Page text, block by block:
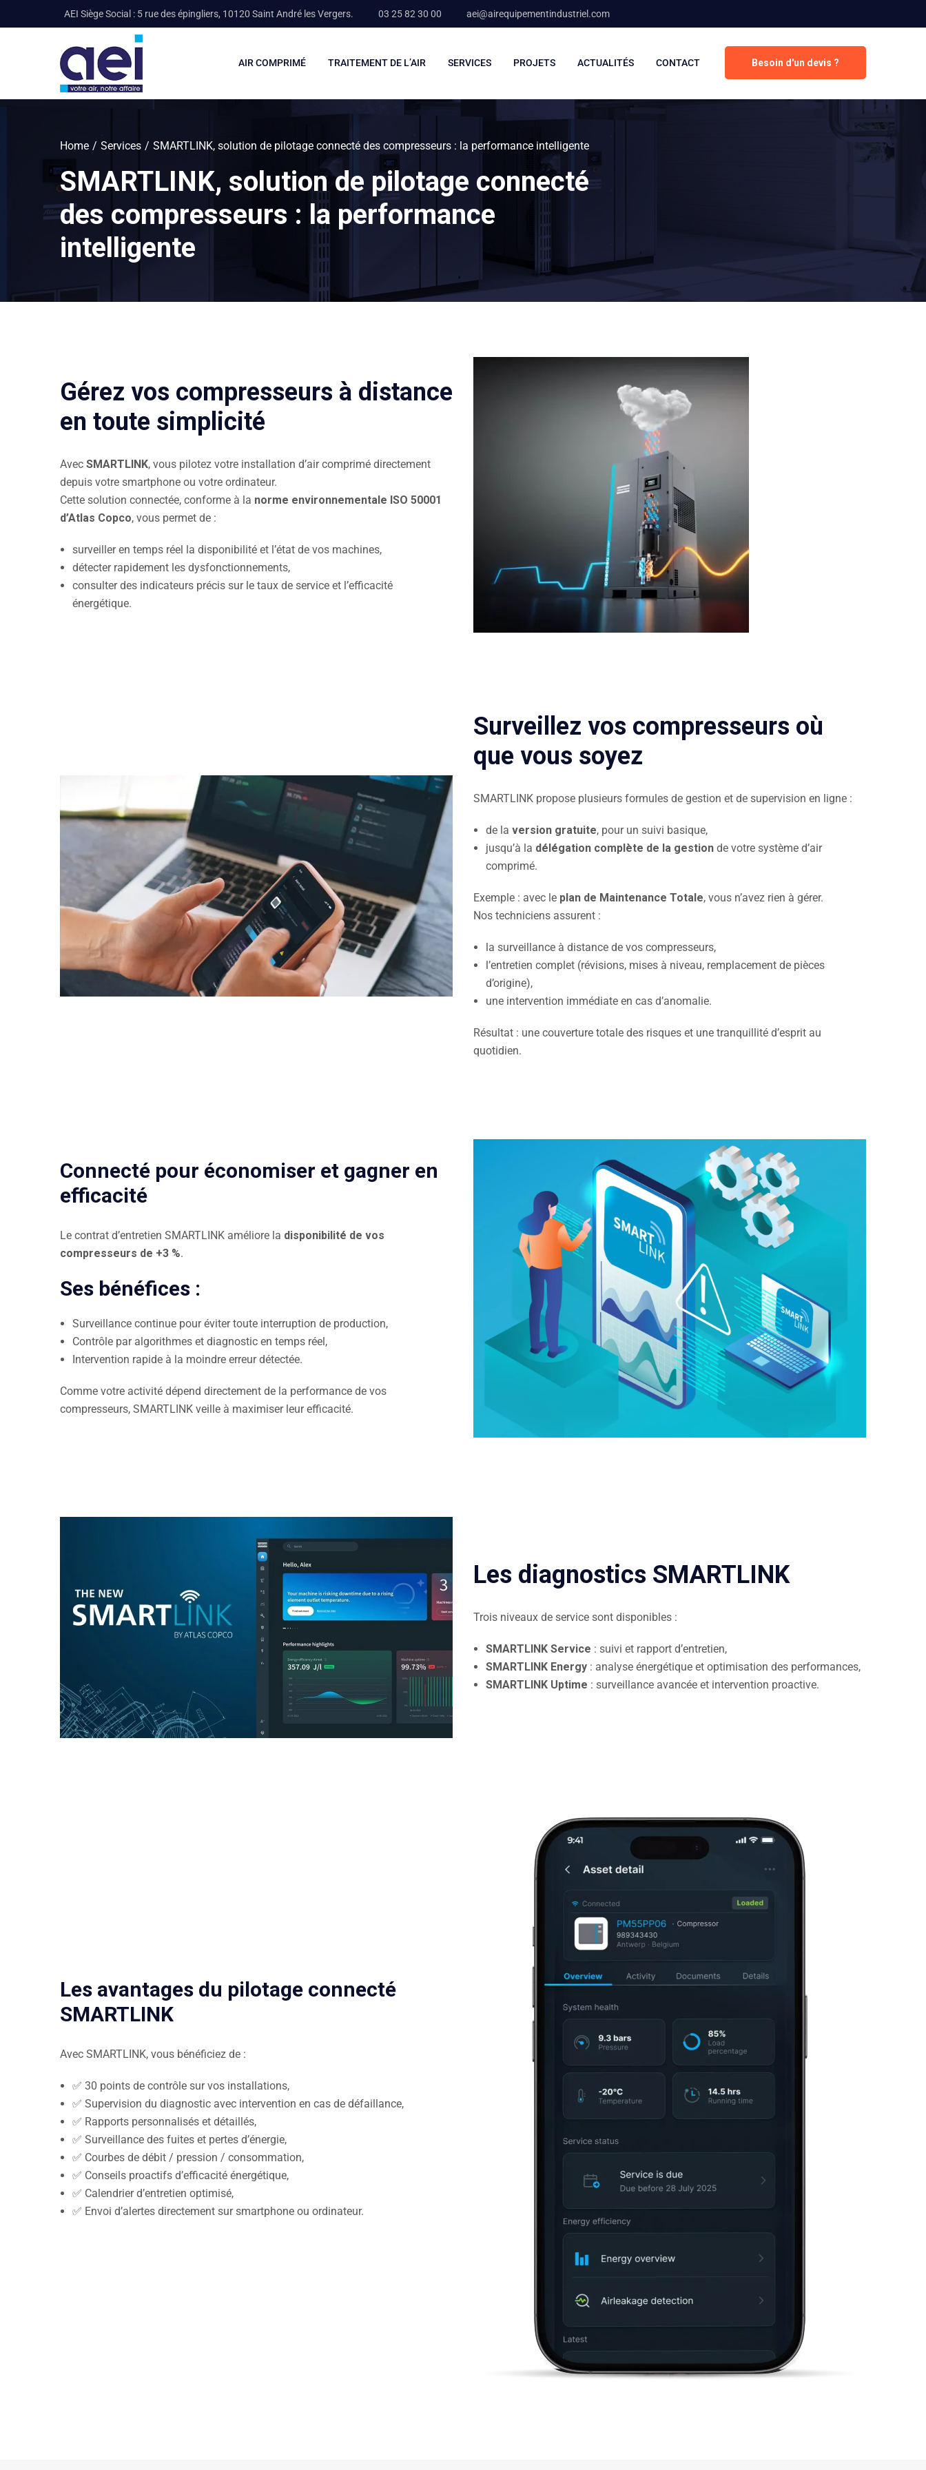
AEI Siège Social : 5 rue des épingliers, 10120 Saint André les Vergers. 03 25 82 30 00 aei@airequipementindustriel.com
Besoin d'un devis ?
AIR COMPRIMÉ TRAITEMENT DE L’AIR SERVICES PROJETS ACTUALITÉS CONTACT
Home Services SMARTLINK, solution de pilotage connecté des compresseurs : la performance intelligente
SMARTLINK, solution de pilotage connecté
des compresseurs : la performance
intelligente
Gérez vos compresseurs à distance
en toute simplicité
Avec SMARTLINK, vous pilotez votre installation d’air comprimé directement
depuis votre smartphone ou votre ordinateur.
Cette solution connectée, conforme à la norme environnementale ISO 50001
d’Atlas Copco, vous permet de :
surveiller en temps réel la disponibilité et l’état de vos machines,
détecter rapidement les dysfonctionnements,
consulter des indicateurs précis sur le taux de service et l’efficacité
énergétique.
Surveillez vos compresseurs où
que vous soyez
SMARTLINK propose plusieurs formules de gestion et de supervision en ligne :
de la version gratuite, pour un suivi basique,
jusqu’à la délégation complète de la gestion de votre système d’air
comprimé.
Exemple : avec le plan de Maintenance Totale, vous n’avez rien à gérer.
Nos techniciens assurent :
la surveillance à distance de vos compresseurs,
l’entretien complet (révisions, mises à niveau, remplacement de pièces
d’origine),
une intervention immédiate en cas d’anomalie.
Résultat : une couverture totale des risques et une tranquillité d’esprit au
quotidien.
Connecté pour économiser et gagner en
efficacité
Le contrat d’entretien SMARTLINK améliore la disponibilité de vos
compresseurs de +3 %.
Ses bénéfices :
Surveillance continue pour éviter toute interruption de production,
Contrôle par algorithmes et diagnostic en temps réel,
Intervention rapide à la moindre erreur détectée.
Comme votre activité dépend directement de la performance de vos
compresseurs, SMARTLINK veille à maximiser leur efficacité.
Les diagnostics SMARTLINK
Trois niveaux de service sont disponibles :
SMARTLINK Service : suivi et rapport d’entretien,
SMARTLINK Energy : analyse énergétique et optimisation des performances,
SMARTLINK Uptime : surveillance avancée et intervention proactive.
Les avantages du pilotage connecté
SMARTLINK
Avec SMARTLINK, vous bénéficiez de :
✅ 30 points de contrôle sur vos installations,
✅ Supervision du diagnostic avec intervention en cas de défaillance,
✅ Rapports personnalisés et détaillés,
✅ Surveillance des fuites et pertes d’énergie,
✅ Courbes de débit / pression / consommation,
✅ Conseils proactifs d’efficacité énergétique,
✅ Calendrier d’entretien optimisé,
✅ Envoi d’alertes directement sur smartphone ou ordinateur.